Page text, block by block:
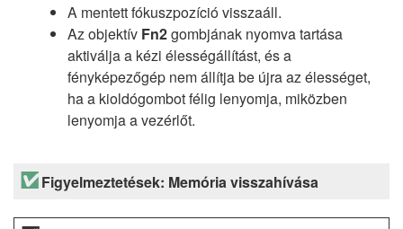
A mentett fókuszpozíció visszaáll.
Az objektív Fn2gombjának nyomva tartása
aktiválja a kézi élességállítást, és a
fényképezőgép nem állítja be újra az élességet,
ha a kioldógombot félig lenyomja, miközben
lenyomja a vezérlőt.
Figyelmeztetések: Memória visszahívása